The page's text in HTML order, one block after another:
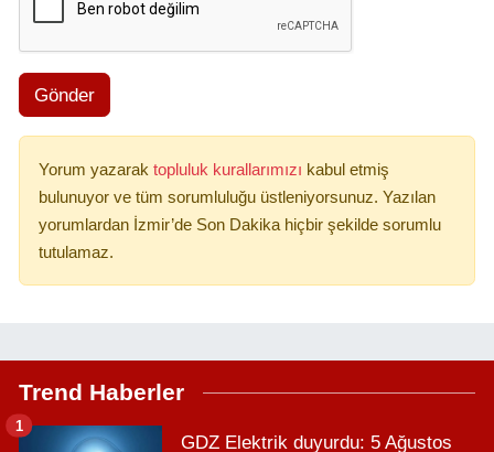
Gönder
Yorum yazarak topluluk kurallarımızı kabul etmiş
bulunuyor ve tüm sorumluluğu üstleniyorsunuz. Yazılan
yorumlardan İzmir’de Son Dakika hiçbir şekilde sorumlu
tutulamaz.
Trend Haberler
GDZ Elektrik duyurdu: 5 Ağustos
1